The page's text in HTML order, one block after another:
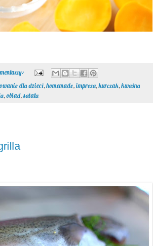
dla dzieci,homemade,impreza,kurczak,kwaśna
,obiad,sałata